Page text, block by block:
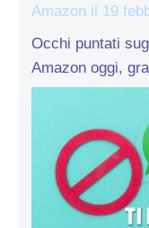
Amazon il 19
Occhi puntati
Amazon oggi,